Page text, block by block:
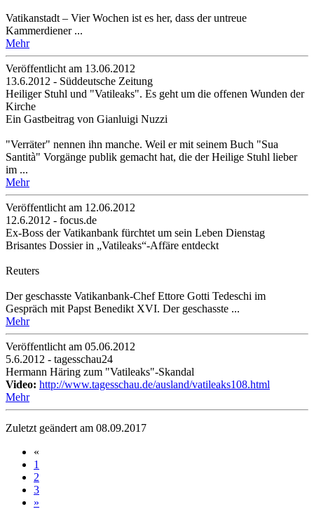
Vatikanstadt – Vier Wochen ist es her, dass der untreue
Kammerdiener ...
Mehr
Veröffentlicht am 13­.06.2012
13.6.2012 - Süddeutsche Zeitung
Heiliger Stuhl und "Vatileaks". Es geht um die offenen Wunden der
Kirche
Ein Gastbeitrag von Gianluigi Nuzzi
"Verräter" nennen ihn manche. Weil er mit seinem Buch "Sua
Santità" Vorgänge publik gemacht hat, die der Heilige Stuhl lieber
im ...
Mehr
Veröffentlicht am 12­.06.2012
12.6.2012 - focus.de
Ex-Boss der Vatikanbank fürchtet um sein Leben Dienstag
Brisantes Dossier in „Vatileaks“-Affäre entdeckt
Reuters
Der geschasste Vatikanbank-Chef Ettore Gotti Tedeschi im
Gespräch mit Papst Benedikt XVI. Der geschasste ...
Mehr
Veröffentlicht am 05­.06.2012
5.6.2012 - tagesschau24
Hermann Häring zum "Vatileaks"-Skandal
Video: http://www.tagesschau.de/ausland/vatileaks108.html
Mehr
Zuletzt geändert am 08­.09.2017
«
1
2
3
»